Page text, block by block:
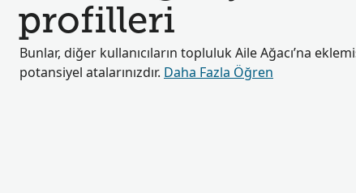
profilleri
Bunlar, diğer kullanıcıların topluluk Aile Ağacı’na
potansiyel atalarınızdır. Daha Fazla Öğren